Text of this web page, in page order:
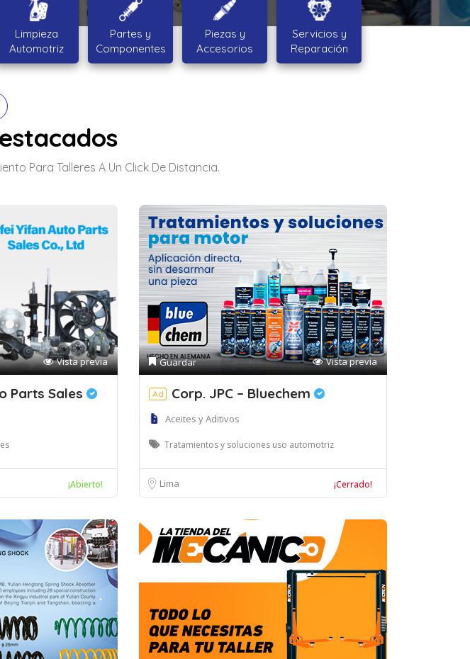
Limpieza
Automotriz
Partes y
Componentes
Piezas y
Accesorios
Servicios y
Reparación
Para Talleres A Un Click De Distancia.
Vista previa
Parts Sales
¡Abierto!
Guardar Vista previa
Ad Corp. JPC – Bluechem
Aceites y Aditivos
Tratamientos y soluciones uso automotriz
Lima ¡Cerrado!